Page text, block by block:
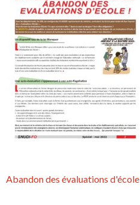
Abandon des évaluations d'école